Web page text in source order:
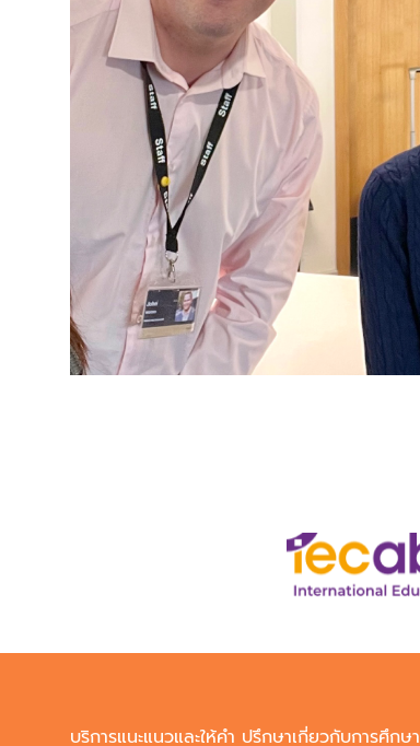
บริการแนะแนวและให้คำ ปรึกษาเกี่ยวกับการศึกษา